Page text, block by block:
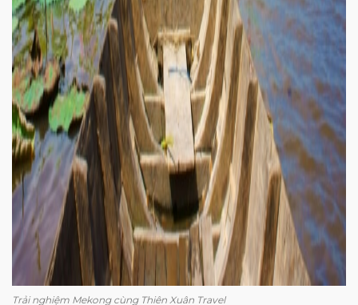
Trải nghiệm Mekong cùng Thiên Xuân Travel